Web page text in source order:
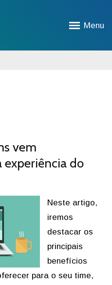
Menu
vem
experiência do
Neste artigo,
iremos
destacar os
principais
benefícios
para o seu time,